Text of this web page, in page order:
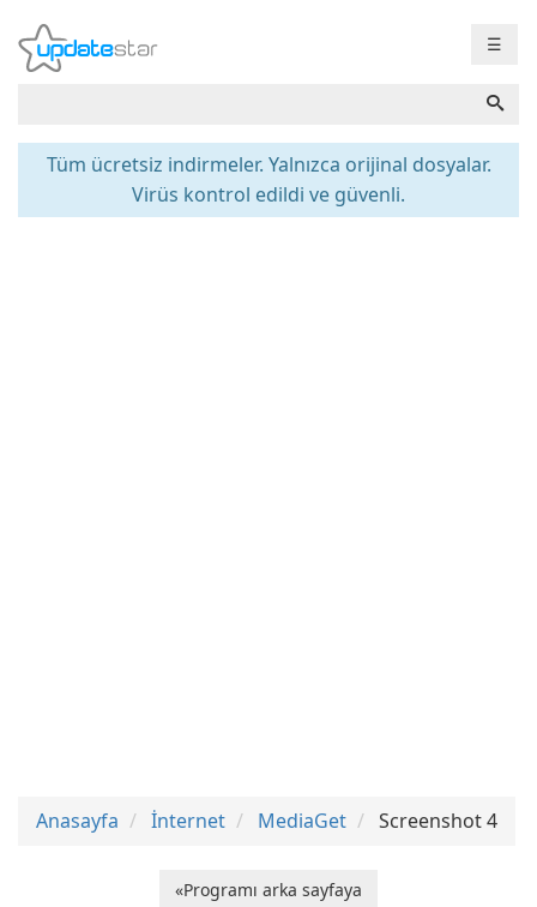
☰
Tüm ücretsiz indirmeler. Yalnızca orijinal dosyalar.
Virüs kontrol edildi ve güvenli.
Anasayfa İnternet MediaGet Screenshot 4
«Programı arka sayfaya